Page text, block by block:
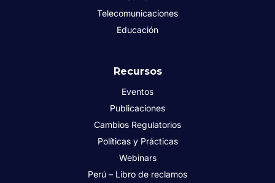
Telecomunicaciones
Educación
Recursos
Eventos
Publicaciones
Cambios Regulatorios
Políticas y Prácticas
Webinars
Perú – Libro de reclamos